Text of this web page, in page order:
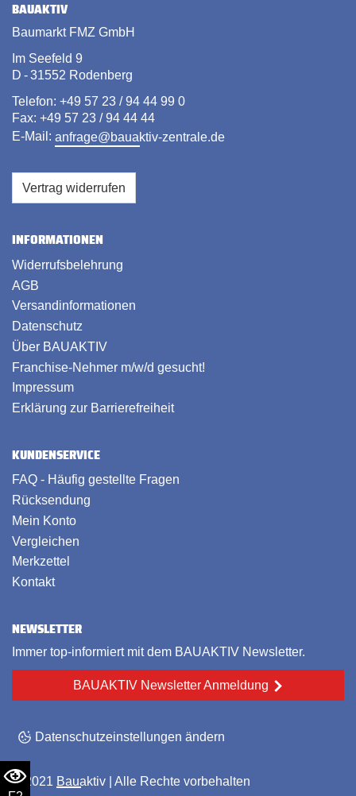
BAUAKTIV
Baumarkt FMZ GmbH
Im Seefeld 9
D - 31552 Rodenberg
Telefon: +49 57 23 / 94 44 99 0
Fax: +49 57 23 / 94 44 44
E-Mail: anfrage@bauaktiv-zentrale.de
Vertrag widerrufen
INFORMATIONEN
Widerrufsbelehrung
AGB
Versandinformationen
Datenschutz
Über BAUAKTIV
Franchise-Nehmer m/w/d gesucht!
Impressum
Erklärung zur Barrierefreiheit
KUNDENSERVICE
FAQ - Häufig gestellte Fragen
Rücksendung
Mein Konto
Vergleichen
Merkzettel
Kontakt
NEWSLETTER
Immer top-informiert mit dem BAUAKTIV Newsletter.
BAUAKTIV Newsletter Anmeldung
Datenschutzeinstellungen ändern
© 2021 Bauaktiv | Alle Rechte vorbehalten